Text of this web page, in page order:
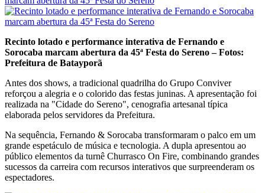
Recinto lotado e performance interativa de Fernando e
Sorocaba marcam abertura da 45ª Festa do Sereno – Fotos:
Prefeitura de Batayporã
Antes dos shows, a tradicional quadrilha do Grupo Conviver
reforçou a alegria e o colorido das festas juninas. A apresentação foi
realizada na "Cidade do Sereno", cenografia artesanal típica
elaborada pelos servidores da Prefeitura.
Na sequência, Fernando & Sorocaba transformaram o palco em um
grande espetáculo de música e tecnologia. A dupla apresentou ao
público elementos da turnê Churrasco On Fire, combinando grandes
sucessos da carreira com recursos interativos que surpreenderam os
espectadores.